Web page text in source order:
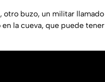
otro buzo, un militar llamado
la cueva, que puede tener